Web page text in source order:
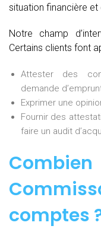
situation financière
Notre champ
Certains clients font
Attester des
demande
Exprimer une
Fournir des
faire un audit
comptes